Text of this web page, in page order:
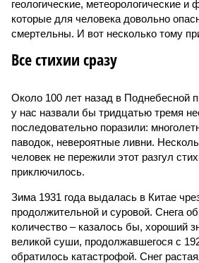
геологические, метеорологические и
которые для человека довольно
смертельны. И вот несколько тому
Все стихии сразу
Около 100 лет назад в Поднебесной
у нас назвали бы тридцатью тремя
последовательно поразили:
паводок, невероятные ливни.
человек не пережили этот разгул
приключилось.
Зима 1931 года выдалась в Китае
продолжительной и суровой. Снега
количество – казалось бы, хороший
великой суши, продолжавшегося с
обратилось катастрофой. Снег